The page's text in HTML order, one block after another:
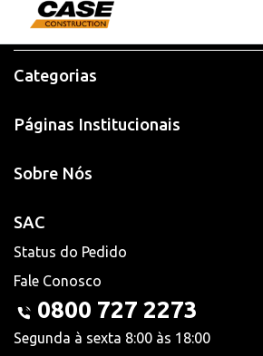
Categorias
Páginas Institucionais
Sobre Nós
SAC
Status do Pedido
Fale Conosco
0800 727 2273
Segunda à sexta 8:00 às 18:00